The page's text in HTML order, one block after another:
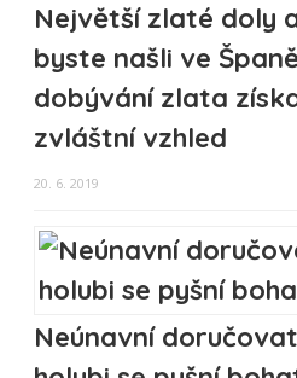
Největší zlaté doly
byste našli ve
dobývání zlata
zvláštní vzhled
20. 6. 2019
Neúnavní